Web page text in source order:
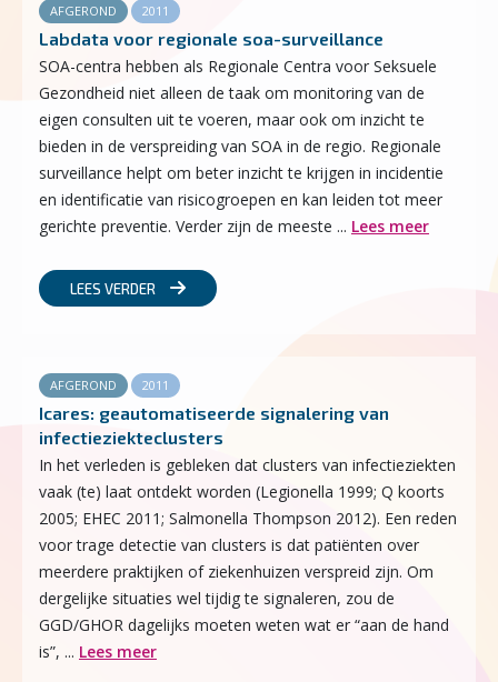
AFGEROND 2011
Labdata voor regionale soa-surveillance
SOA-centra hebben als Regionale Centra voor Seksuele
Gezondheid niet alleen de taak om monitoring van de
eigen consulten uit te voeren, maar ook om inzicht te
bieden in de verspreiding van SOA in de regio. Regionale
surveillance helpt om beter inzicht te krijgen in incidentie
en identificatie van risicogroepen en kan leiden tot meer
gerichte preventie. Verder zijn de meeste ... Lees meer
LEES VERDER
AFGEROND 2011
Icares: geautomatiseerde signa­lering van
infectieziekteclusters
In het verleden is gebleken dat clusters van infectieziekten
vaak (te) laat ontdekt worden (Legionella 1999; Q koorts
2005; EHEC 2011; Salmonella Thompson 2012). Een reden
voor trage detectie van clusters is dat patiënten over
meerdere praktijken of ziekenhuizen verspreid zijn. Om
dergelijke situaties wel tijdig te signaleren, zou de
GGD/GHOR dagelijks moeten weten wat er “aan de hand
is”, ... Lees meer